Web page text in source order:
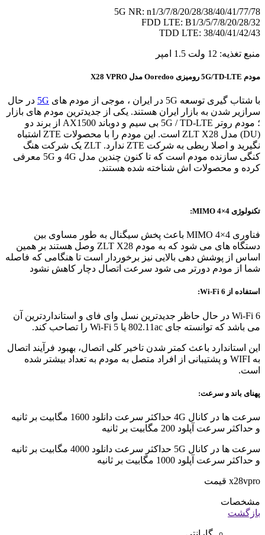
5G NR: n1/3/7/8/20/28/38/40/41/77/78
FDD LTE: B1/3/5/7/8/20/28/32
TDD LTE: 38/40/41/42/43
منبع تغذیه: 12 ولت 1.5 امپر
مودم 5G/TD-LTE رومیزی Ooredoo مدل X28 VPRO
با شتاب‌ گیری توسعه 5G در ایران ، موجی از مودم‌ های 5G در حال
سرازیر شدن به بازار ایران هستند. یکی از جدیدترین مودم های بازار
؛ مودم روتر 5G / TD-LTE بی سیم و دوباند AX1500 از برند دو
(DU) مدل ZLT X28 است. این مودم را با محصولات ZTE اشتباه
نگیرید و اصلا ربطی به شرکت ZTE ندارد. ZLT یک شرکت هنگ‌
کنگی سازنده مودم است که تا کنون چندین مدل 4G و 5G معرفی
کرده و محصولات‌ اش شناخته شده هستند.
تکنولوژی MIMO 4×4:
فناوری MIMO 4×4 باعث پخش سیگنال به طور مساوی بین
دستگاه های می شود که به مودم ZLT X28 وصل هستند بر همین
اساس از پوشش دهی بالایی نیز برخوردار است تا هنگامی که فاصله
شما از مودم دورتر می شود سرعت اتصال دچار کاهش نشود
استفاده از Wi-Fi 6:
Wi-Fi 6 در حال حاظر جدیدترین نسل وای فای و استانداردترین آن
می باشد که توانسته جای 802.11ac یا Wi-Fi 5 را تصاحب کند.
این استاندارد باعث کمتر شدن تاخیر کلی اتصال، بهبود فرآیند اتصال
به WIFI و پشتیبانی از افراد متصل به مودم به تعداد بیشتر شده
است.
پهنای باند و سرعت:
سرعت ها در کانال 4G حداکثر سرعت دانلود 1600 مگابیت بر ثانیه
و حداکثر سرعت آپلود 200 مگابیت بر ثانیه
سرعت ها در کانال 5G حداکثر سرعت دانلود 4000 مگابیت بر ثانیه
و حداکثر سرعت آپلود 1000 مگابیت بر ثانیه
x28vpro قیمت
مشخصات
بازگشت